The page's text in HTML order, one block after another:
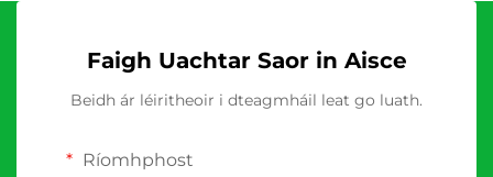
Faigh Uachtar Saor in Aisce
Beidh ár léiritheoir i dteagmháil leat go luath.
Ríomhphost